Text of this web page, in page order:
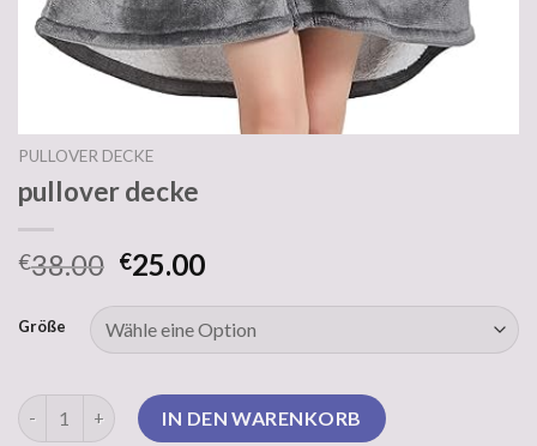
PULLOVER DECKE
pullover decke
€38.00 €25.00
Größe
pullover decke MengeIN DEN WARENKORB